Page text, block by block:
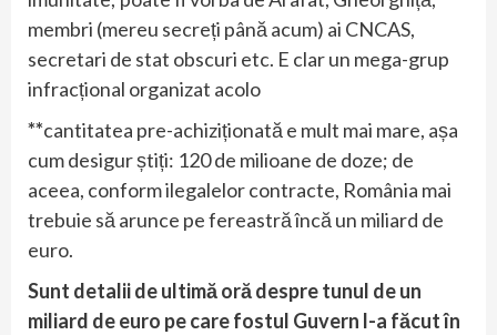
membri (mereu secreți până acum) ai CNCAS,
secretari de stat obscuri etc. E clar un mega-grup
infracțional organizat acolo
**cantitatea pre-achiziționată e mult mai mare, așa
cum desigur știți: 120 de milioane de doze; de
aceea, conform ilegalelor contracte, România mai
trebuie să arunce pe fereastră încă un miliard de
euro.
Sunt detalii de ultimă oră despre tunul de un
miliard de euro pe care fostul Guvern l-a făcut în